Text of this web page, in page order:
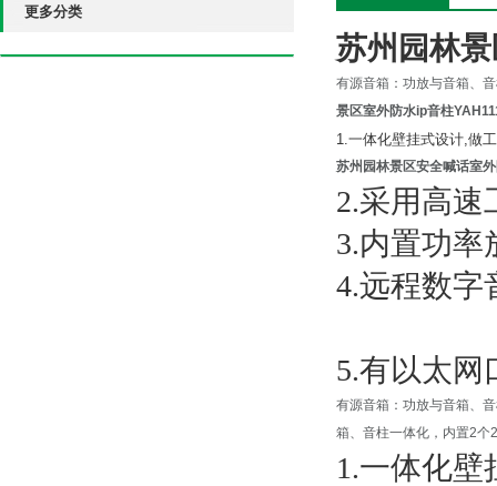
更多分类
苏州园林
有源音箱：功放与音箱、
景区室外防水ip音柱
1.一体化壁挂式设计,做
苏州园林景区安全喊话室
2.采用高速
3.内置功率
4.远程数字
5.有以太网
有源音箱：功放与音箱、
箱、音柱一体化，内置2个
1.一体化